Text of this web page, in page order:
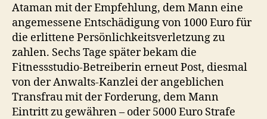
Ataman mit der Empfehlung, dem Mann eine
angemessene Entschädigung von 1000 Euro für
die erlittene Persönlichkeitsverletzung zu
zahlen. Sechs Tage später bekam die
Fitnessstudio-Betreiberin erneut Post, diesmal
von der Anwalts-Kanzlei der angeblichen
Transfrau mit der Forderung, dem Mann
Eintritt zu gewähren – oder 5000 Euro Strafe